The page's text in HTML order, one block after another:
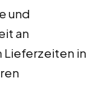
und
an
Lieferzeiten in